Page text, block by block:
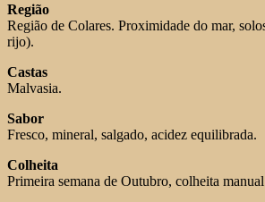
Região
Região de Colares. Proximidade do mar,
rijo).
Castas
Malvasia.
Sabor
Fresco, mineral, salgado, acidez equilibrada.
Colheita
Primeira semana de Outubro, colheita